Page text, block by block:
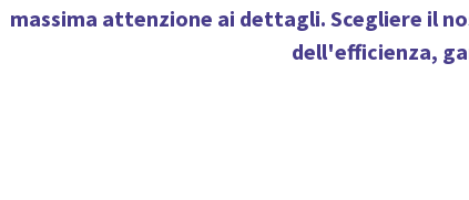
massima attenzione ai dettagli. Scegliere il
dell'efficienza,